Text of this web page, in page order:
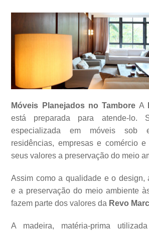
Móveis Planejados no Tambore A
está preparada para atende-lo.
especializada em móveis sob
residências, empresas e comércio
seus valores a preservação do meio
Assim como a qualidade e o design,
e a preservação do meio ambiente
fazem parte dos valores da Revo
A madeira, matéria-prima